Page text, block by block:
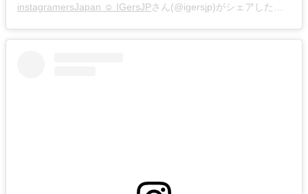
instagramersJapan ☺︎ IGersJPさん(@igersjp)がシェアした投稿 –